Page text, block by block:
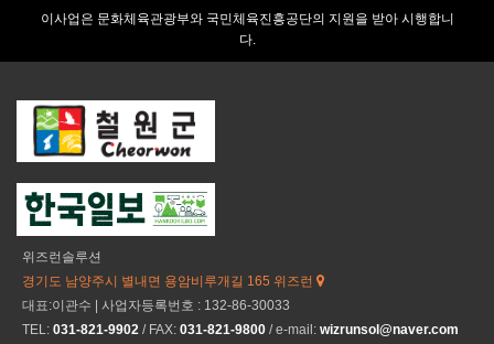
이사업은 문화체육관광부와 국민체육진흥공단의 지원을 받아 시행합니
다.
위즈런솔루션
경기도 남양주시 별내면 용암비루개길 165 위즈런
대표:이관수 | 사업자등록번호 : 132-86-30033
TEL: 031-821-9902 / FAX: 031-821-9800 / e-mail: wizrunsol@naver.com